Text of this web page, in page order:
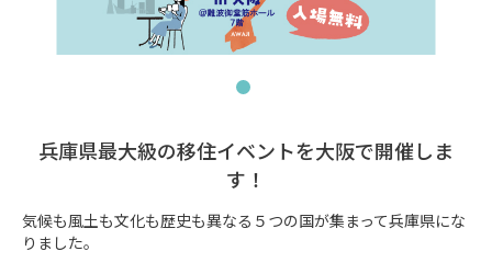
兵庫県最大級の移住イベントを大阪で開催しま
す！
気候も風土も文化も歴史も異なる５つの国が集まって兵庫県にな
りました。